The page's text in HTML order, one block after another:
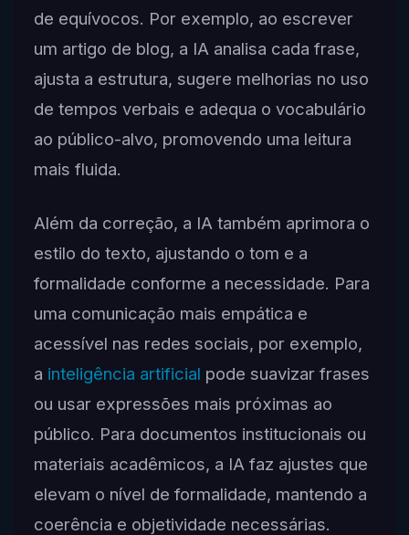
de equívocos. Por exemplo, ao escrever
um artigo de blog, a IA analisa cada frase,
ajusta a estrutura, sugere melhorias no uso
de tempos verbais e adequa o vocabulário
ao público-alvo, promovendo uma leitura
mais fluida.
Além da correção, a IA também aprimora o
estilo do texto, ajustando o tom e a
formalidade conforme a necessidade. Para
uma comunicação mais empática e
acessível nas redes sociais, por exemplo,
a inteligência artificial pode suavizar frases
ou usar expressões mais próximas ao
público. Para documentos institucionais ou
materiais acadêmicos, a IA faz ajustes que
elevam o nível de formalidade, mantendo a
coerência e objetividade necessárias.